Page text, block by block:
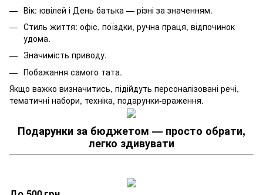
Вік: ювілей і День батька — різні за значенням.
Стиль життя: офіс, поїздки, ручна праця, відпочинок
удома.
Значимість приводу.
Побажання самого тата.
Якщо важко визначитись, підійдуть персоналізовані речі,
тематичні набори, техніка, подарунки-враження.
Подарунки за бюджетом — просто обрати,
легко здивувати